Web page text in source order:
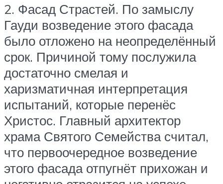
2. Фасад Страстей. По замыслу
Гауди возведение этого фасада
было отложено на неопределённый
срок. Причиной тому послужила
достаточно смелая и
харизматичная интерпретация
испытаний, которые перенёс
Христос. Главный архитектор
храма Святого Семейства считал,
что первоочередное возведение
этого фасада отпугнёт прихожан и